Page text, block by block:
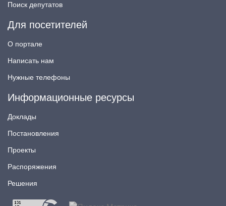
Поиск депутатов
Для посетителей
О портале
Написать нам
Нужные телефоны
Информационные ресурсы
Доклады
Постановления
Проекты
Распоряжения
Решения